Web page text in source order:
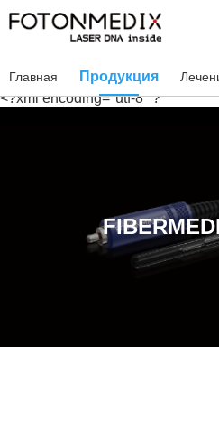
Главная Продукция
<?xml encoding="utf-8" ?